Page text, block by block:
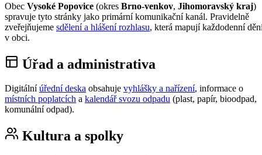
Obec Vysoké Popovice (okres Brno-venkov, Jihomoravský kraj)
spravuje tyto stránky jako primární komunikační kanál. Pravidelně
zveřejňujeme sdělení a hlášení rozhlasu, která mapují každodenní
v obci.
Úřad a administrativa
Digitální úřední deska obsahuje vyhlášky a nařízení, informace o
místních poplatcích a kalendář svozu odpadu (plast, papír, bioodpad,
komunální odpad).
Kultura a spolky